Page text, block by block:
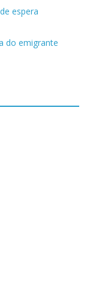
espera
do emigrante